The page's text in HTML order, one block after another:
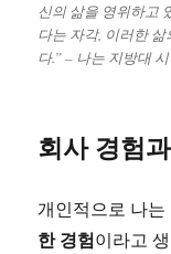
신의 삶을 영위하고
다는 자각, 이러한
다.” – 나는 지방대
회사 경험
개인적으로 나
한 경험이라고